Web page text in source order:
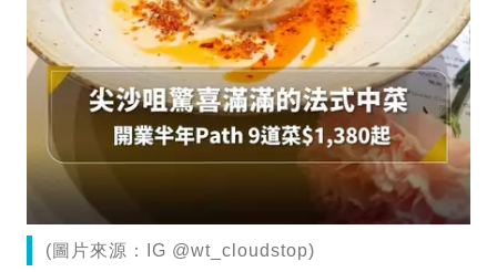
(圖片來源：IG @wt_cloudstop)